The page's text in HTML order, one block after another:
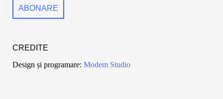
CREDITE
Design și programare: Modem Studio